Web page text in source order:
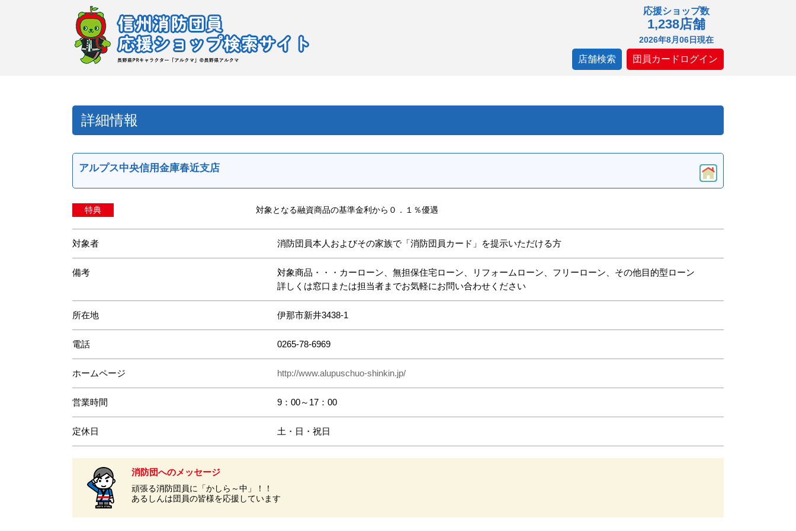
応援ショップ数
1,238店舗
2026年8月06日現在
店舗検索 団員カードログイン
詳細情報
アルプス中央信用金庫春近支店
特典 対象となる融資商品の基準金利から０．１％優遇
対象者 消防団員本人およびその家族で「消防団員カード」を提示いただける方
備考
対象商品・・・カーローン、無担保住宅ローン、リフォームローン、フリーローン、その他目的型ローン
詳しくは窓口または担当者までお気軽にお問い合わせください
所在地 伊那市新井3438‐1
電話 0265-78-6969
ホームページ http://www.alupuschuo-shinkin.jp/
営業時間 9：00～17：00
定休日 土・日・祝日
消防団へのメッセージ
頑張る消防団員に「かしら～中」！！
あるしんは団員の皆様を応援しています